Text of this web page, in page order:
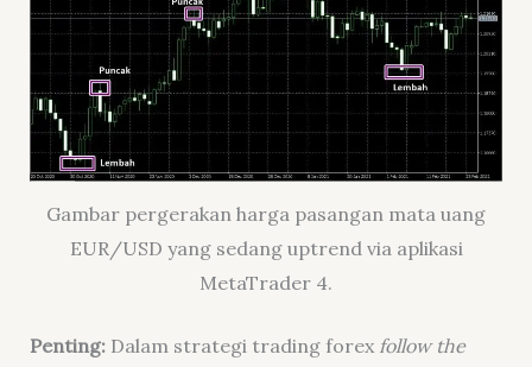
Gambar pergerakan harga pasangan mata uang
EUR/USD yang sedang uptrend via aplikasi
MetaTrader 4.
Penting:Dalam strategi trading forex follow the